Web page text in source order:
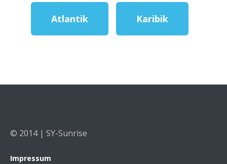
Atlantik Karibik
© 2014 | SY-Sunrise
Impressum